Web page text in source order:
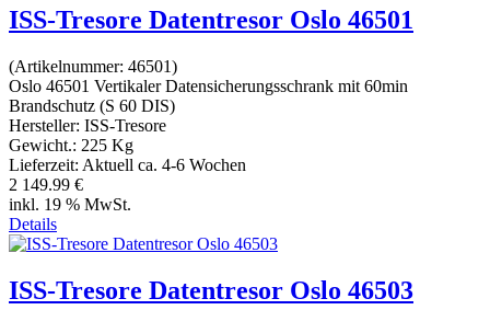
ISS-Tresore Datentresor Oslo 46501
(Artikelnummer: 46501)
Oslo 46501 Vertikaler Datensicherungsschrank mit 60min
Brandschutz (S 60 DIS)
Hersteller: ISS-Tresore
Gewicht.: 225 Kg
Lieferzeit: Aktuell ca. 4-6 Wochen
2 149.99 €
inkl. 19 % MwSt.
Details
ISS-Tresore Datentresor Oslo 46503